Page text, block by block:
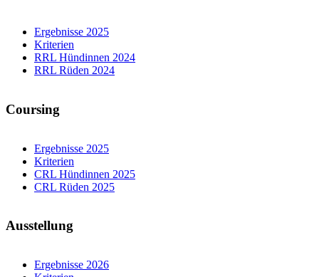
Ergebnisse 2025
Kriterien
RRL Hündinnen 2024
RRL Rüden 2024
Coursing
Ergebnisse 2025
Kriterien
CRL Hündinnen 2025
CRL Rüden 2025
Ausstellung
Ergebnisse 2026